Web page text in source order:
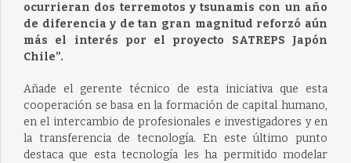
ocurrieran dos terremotos y tsunamis con un año
de diferencia y de tan gran magnitud reforzó aún
más el interés por el proyecto SATREPS Japón
Chile”.
Añade el gerente técnico de esta iniciativa que esta
cooperación se basa en la formación de capital humano,
en el intercambio de profesionales e investigadores y en
la transferencia de tecnología. En este último punto
destaca que esta tecnología les ha permitido modelar